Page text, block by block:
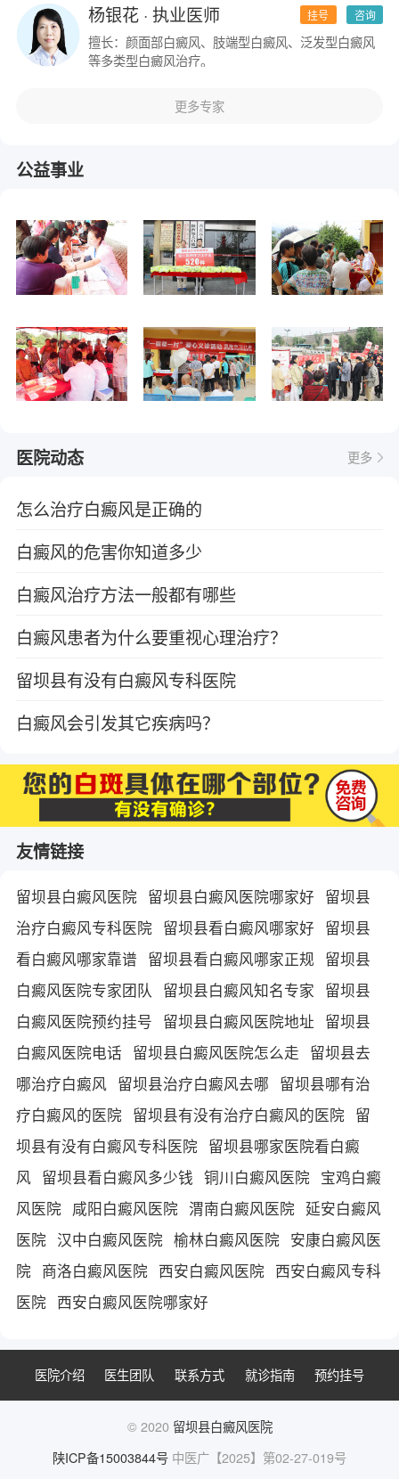
咨询
挂号
杨银花· 执业医师
擅长：颜面部白癜风、肢端型白癜风、泛发型白癜风
等多类型白癜风治疗。
更多专家
公益事业
医院动态 更多
怎么治疗白癜风是正确的
白癜风的危害你知道多少
白癜风治疗方法一般都有哪些
白癜风患者为什么要重视心理治疗？
留坝县有没有白癜风专科医院
白癜风会引发其它疾病吗？
友情链接
留坝县白癜风医院 留坝县白癜风医院哪家好 留坝县
治疗白癜风专科医院 留坝县看白癜风哪家好 留坝县
看白癜风哪家靠谱 留坝县看白癜风哪家正规 留坝县
白癜风医院专家团队
留坝县白癜风知名专家 留坝县
白癜风医院预约挂号 留坝县白癜风医院地址 留坝县
白癜风医院电话 留坝县白癜风医院怎么走 留坝县去
哪治疗白癜风 留坝县治疗白癜风去哪 留坝县哪有治
疗白癜风的医院 留坝县有没有治疗白癜风的医院 留
坝县有没有白癜风专科医院 留坝县哪家医院看白癜
风 留坝县看白癜风多少钱 铜川白癜风医院 宝鸡白癜
风医院 咸阳白癜风医院 渭南白癜风医院 延安白癜风
医院 汉中白癜风医院 榆林白癜风医院 安康白癜风医
院 商洛白癜风医院 西安白癜风医院 西安白癜风专科
医院 西安白癜风医院哪家好
医院介绍 医生团队 联系方式 就诊指南 预约挂号
© 2020 留坝县白癜风医院
陕ICP备15003844号 中医广【2025】第02-27-019号